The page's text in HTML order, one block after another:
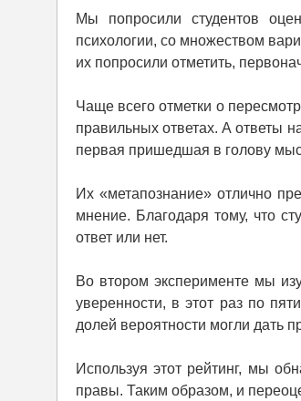
Мы попросили студентов
психологии, со множеством
их попросили отметить,
Чаще всего отметки о
правильных ответах. А ответы
первая пришедшая в голову
Их «метапознание» отлично
мнение. Благодаря тому, что
ответ или нет.
Во втором эксперименте мы
уверенности, в этот раз по
долей вероятности могли дать
Используя этот рейтинг, мы
правы. Таким образом, и